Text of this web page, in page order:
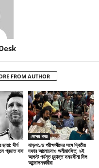
FROM AUTHOR
দীর্ঘ
প্রয়াত বাবা
দেশের খবর
ঝাড়খণ্ডে পরীক্ষার্থীদের সঙ্গে দ্বিতীয়
দফার আলোচনাও অমীমাংসিত, ৯ই
আগস্ট পর্যন্ত চূড়ান্ত সময়সীমা দিল
আন্দোলনকারীরা